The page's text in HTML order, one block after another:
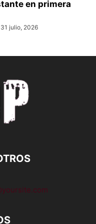
en primera
31 julio, 2026